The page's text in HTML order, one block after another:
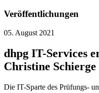
Veröffentlichungen
05. August 2021
dhpg IT-Services
Christine
Die IT-Sparte des Prüfungs-